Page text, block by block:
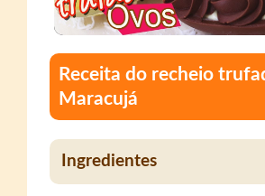
Receita do recheio
Maracujá
Ingredientes